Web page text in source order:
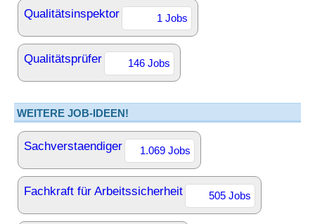
Qualitätsinspektor 1 Jobs
Qualitätsprüfer 146 Jobs
WEITERE JOB-IDEEN!
Sachverstaendiger 1.069 Jobs
Fachkraft für Arbeitssicherheit 505 Jobs